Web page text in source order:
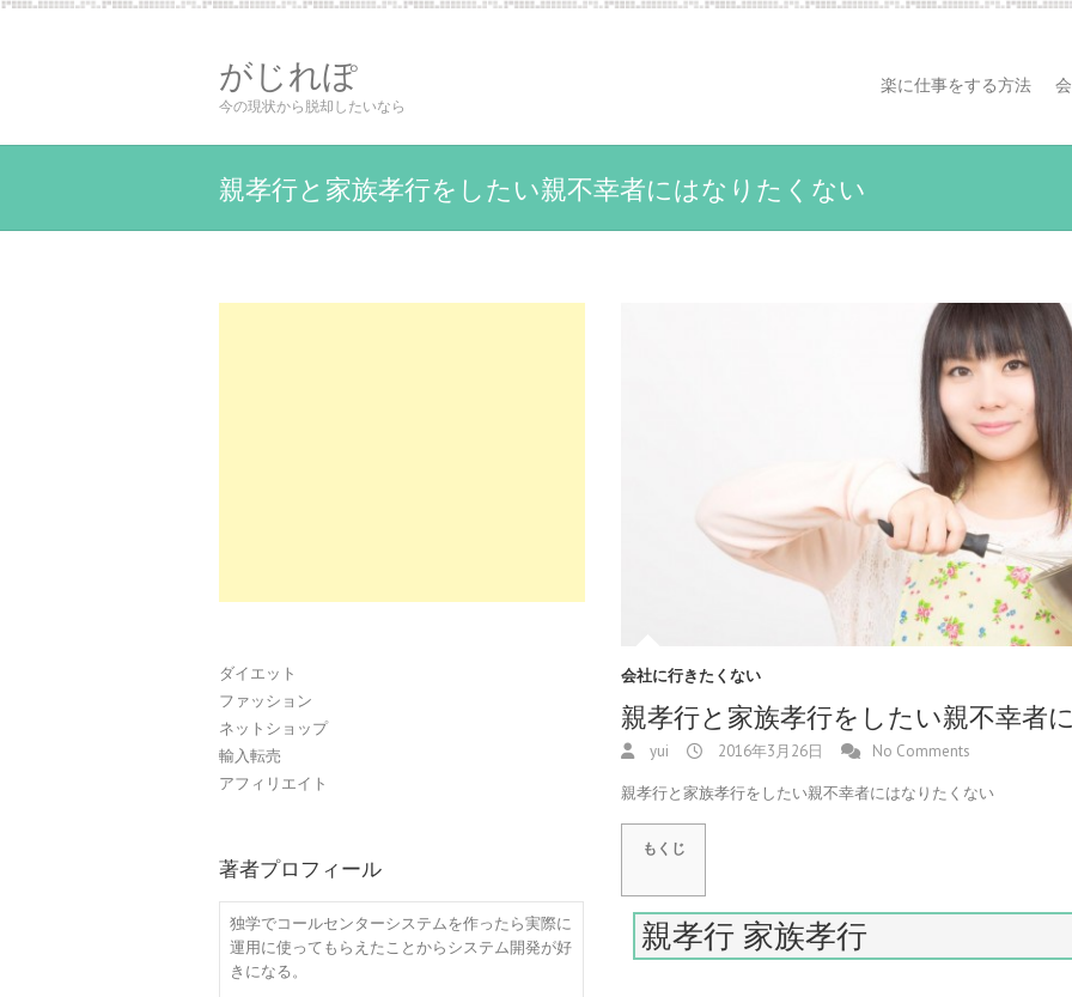
がじれぽ
今の現状から脱却したいなら
楽に仕事をする方法
親孝行と家族孝行をしたい親不幸者にはなりたくない
会社に行きたくない
親孝行と家族孝行をしたい親不幸者
yui 2016年3月26日 No Comments
親孝行と家族孝行をしたい親不幸者にはなりたくない
もくじ
親孝行 家族孝行
ダイエット
ファッション
ネットショップ
輸入転売
アフィリエイト
著者プロフィール
独学でコールセンターシステムを作ったら実際に
運用に使ってもらえたことからシステム開発が好
きになる。